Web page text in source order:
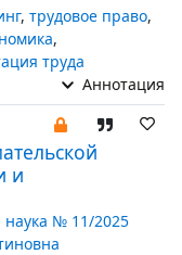
, трудовое право,
,
труда
Аннотация
и
№ 11/2025